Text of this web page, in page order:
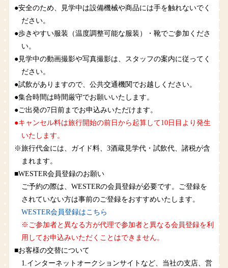
●安全のため、見学中は設備機械や商品には手を触れないでく
ださい。
●歩きやすい服装（温度調整可能な服装）・靴でご参加くださ
い。
●見学中の動画撮影や写真撮影は、スタッフの案内に従ってく
ださい。
●試飲がありますので、公共交通機関でお越しください。
●集合時間は時間厳守でお願いいたします。
●ご出発の7日前までお申込みいただけます。
●キャンセル料は旅行開始の前日から起算して10日目より発生
いたします。
※旅行代金には、ガイド料、3酒蔵見学代・試飲代、諸税が含
まれます。
■WESTER会員登録のお願い
ご予約の際は、WESTERの会員登録が必要です。ご登録を
されていない方は事前のご登録をおすすめいたします。
WESTER会員登録はこちら
※ご参加者と異なる方が代理で参加者と異なる会員登録を利
用してお申込みいただくことはできません。
■お客様の交替について
1.インターネットオークションサイトなど、当社の支店、営